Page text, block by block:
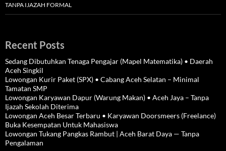
TANPA IJAZAH FORMAL
Recent Posts
Sedang Dibutuhkan Tenaga Pengajar (Mapel Matematika) • Daerah
Aceh Singkil
Lowongan Kurir Paket (SPX) • Cabang Aceh Selatan – Minimal
Tamatan SMP
Lowongan Karyawan Dapur (Warung Makan) • Aceh Jaya – Tanpa
Ijazah Sekolah Diterima
Lowongan Aceh Besar Terbaru • Karyawan Doorsmeers (Freelance)
Buka Kesempatan Untuk Mahasiswa
Lowongan Tukang Pangkas Rambut | Aceh Barat Daya — Tanpa
Pengalaman